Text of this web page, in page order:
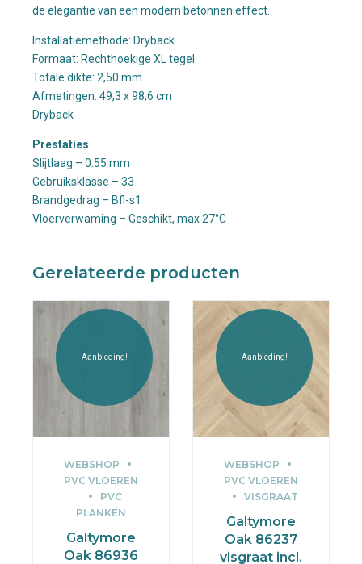
de elegantie van een modern betonnen effect.
Installatiemethode: Dryback
Formaat: Rechthoekige XL tegel
Totale dikte: 2,50 mm
Afmetingen: 49,3 x 98,6 cm
Dryback
Prestaties
Slijtlaag – 0.55 mm
Gebruiksklasse – 33
Brandgedrag – Bfl-s1
Vloerverwaming – Geschikt, max 27°C
Gerelateerde producten
Aanbieding!
WEBSHOP
PVC VLOEREN
PVC
PLANKEN
Galtymore
Oak 86936
Aanbieding!
WEBSHOP
PVC VLOEREN
VISGRAAT
Galtymore
Oak 86237
visgraat incl.